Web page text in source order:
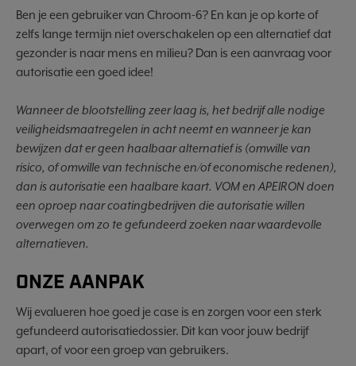
Ben je een gebruiker van Chroom-6? En kan je op korte of
zelfs lange termijn niet overschakelen op een alternatief dat
gezonder is naar mens en milieu? Dan is een aanvraag voor
autorisatie een goed idee!
Wanneer de blootstelling zeer laag is, het bedrijf alle nodige
veiligheidsmaatregelen in acht neemt en wanneer je kan
bewijzen dat er geen haalbaar alternatief is (omwille van
risico, of omwille van technische en/of economische redenen),
dan is autorisatie een haalbare kaart. VOM en APEIRON doen
een oproep naar coatingbedrijven die autorisatie willen
overwegen om zo te gefundeerd zoeken naar waardevolle
alternatieven.
ONZE AANPAK
Wij evalueren hoe goed je case is en zorgen voor een sterk
gefundeerd autorisatiedossier. Dit kan voor jouw bedrijf
apart, of voor een groep van gebruikers.